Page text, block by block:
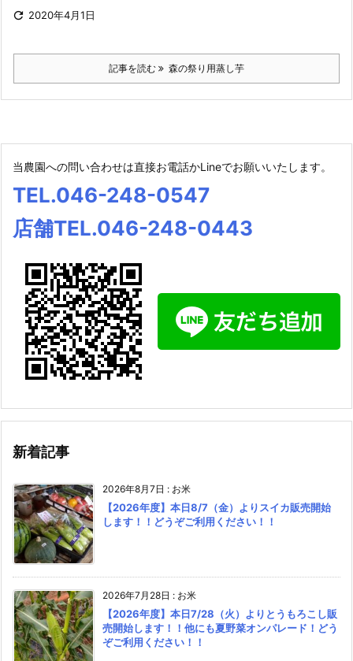
 2020年4月1日
記事を読む 森の祭り用蒸し芋
当農園への問い合わせは直接お電話かLineでお願いいたします。
TEL.046-248-0547
店舗TEL.046-248-0443
新着記事
2026年8月7日 : お米
【2026年度】本日8/7（金）よりスイカ販売開始
します！！どうぞご利用ください！！
2026年7月28日 : お米
【2026年度】本日7/28（火）よりとうもろこし販
売開始します！！他にも夏野菜オンパレード！どう
ぞご利用ください！！